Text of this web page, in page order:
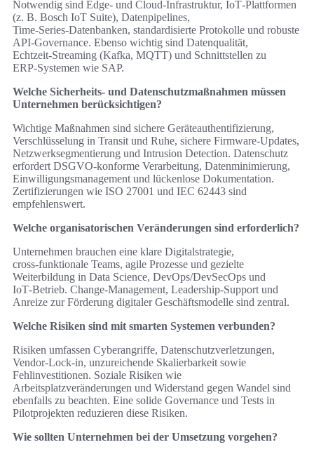
Notwendig sind Edge‑ und Cloud‑Infrastruktur, IoT‑Plattformen
(z. B. Bosch IoT Suite), Datenpipelines,
Time‑Series‑Datenbanken, standardisierte Protokolle und robuste
API‑Governance. Ebenso wichtig sind Datenqualität,
Echtzeit‑Streaming (Kafka, MQTT) und Schnittstellen zu
ERP‑Systemen wie SAP.
Welche Sicherheits‑ und Datenschutzmaßnahmen müssen
Unternehmen berücksichtigen?
Wichtige Maßnahmen sind sichere Geräteauthentifizierung,
Verschlüsselung in Transit und Ruhe, sichere Firmware‑Updates,
Netzwerksegmentierung und Intrusion Detection. Datenschutz
erfordert DSGVO‑konforme Verarbeitung, Datenminimierung,
Einwilligungsmanagement und lückenlose Dokumentation.
Zertifizierungen wie ISO 27001 und IEC 62443 sind
empfehlenswert.
Welche organisatorischen Veränderungen sind erforderlich?
Unternehmen brauchen eine klare Digitalstrategie,
cross‑funktionale Teams, agile Prozesse und gezielte
Weiterbildung in Data Science, DevOps/DevSecOps und
IoT‑Betrieb. Change‑Management, Leadership‑Support und
Anreize zur Förderung digitaler Geschäftsmodelle sind zentral.
Welche Risiken sind mit smarten Systemen verbunden?
Risiken umfassen Cyberangriffe, Datenschutzverletzungen,
Vendor‑Lock‑in, unzureichende Skalierbarkeit sowie
Fehlinvestitionen. Soziale Risiken wie
Arbeitsplatzveränderungen und Widerstand gegen Wandel sind
ebenfalls zu beachten. Eine solide Governance und Tests in
Pilotprojekten reduzieren diese Risiken.
Wie sollten Unternehmen bei der Umsetzung vorgehen?